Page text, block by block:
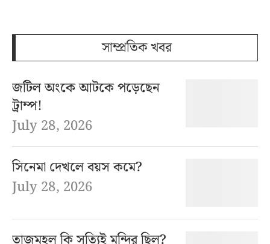
সাম্প্রতিক খবর
জটিল অংকে আটকে পড়েছেন
ট্রাম্প!
July 28, 2026
সিনেমা দেখলে বয়স কমে?
July 28, 2026